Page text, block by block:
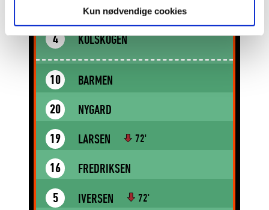
Kun nødvendige cookies
WOLFE
4 KOLSKOGEN
10 BARMEN
20 NYGARD
19 LARSEN 72'
16 FREDRIKSEN
5 IVERSEN 72'